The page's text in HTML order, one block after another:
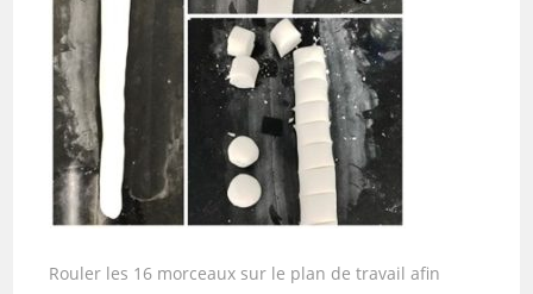
Rouler les 16 morceaux sur le plan de travail afin